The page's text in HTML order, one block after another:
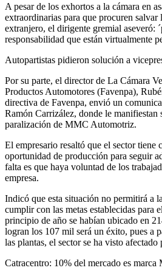
A pesar de los exhortos a la cámara en
extraordinarias para que procuren salvar
extranjero, el dirigente gremial aseveró:
responsabilidad que están virtualmente
Autopartistas pidieron solución a
Por su parte, el director de La Cámara
Productos Automotores (Favenpa),
directiva de Favenpa, envió un
Ramón Carrizález, donde le manifiestan
paralización de MMC Automotriz.
El empresario resaltó que el sector tiene
oportunidad de producción para seguir
falta es que haya voluntad de los
empresa.
Indicó que esta situación no permitirá a
cumplir con las metas establecidas para
principio de año se habían ubicado en
logran los 107 mil será un éxito, pues a
las plantas, el sector se ha visto
Catracentro: 10% del mercado es marca